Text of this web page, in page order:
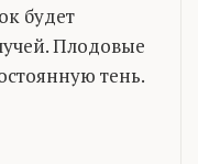
будет
Плодовые
тень.